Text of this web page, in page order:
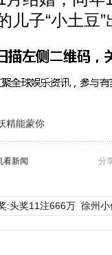
儿子“小土豆
精能蒙你
分
看新闻
:头奖11注666万 徐州